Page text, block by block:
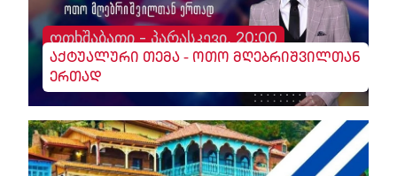
ოთხშაბათი - პარასკევი, 20:00
აქტუალური თემა - ოთო მღებრიშვილთან
ერთად